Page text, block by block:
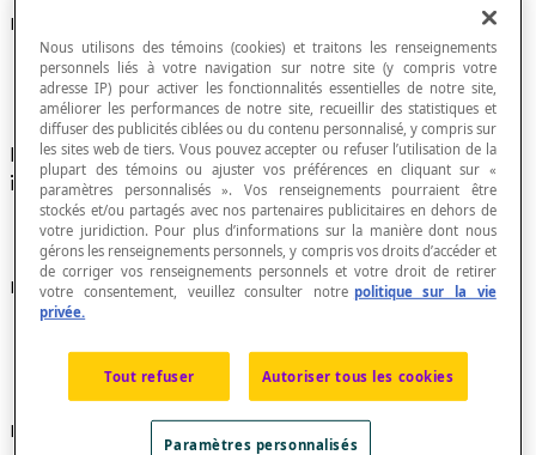
Polygone équiangle
Polygone dont tous lesangles intérieurssont
isométriques.
Propriétés
Tout polygone équiangle n'est pas nécessairement
équilatéral; par exemple, c'est le cas du rectangle.
Exemples
Nous utilisons des témoins (cookies) et traitons les renseignements
personnels liés à votre navigation sur notre site (y compris votre
adresse IP) pour activer les fonctionnalités essentielles de notre site,
améliorer les performances de notre site, recueillir des statistiques et
diffuser des publicités ciblées ou du contenu personnalisé, y compris sur
les sites web de tiers. Vous pouvez accepter ou refuser l’utilisation de la
plupart des témoins ou ajuster vos préférences en cliquant sur «
paramètres personnalisés ». Vos renseignements pourraient être
stockés et/ou partagés avec nos partenaires publicitaires en dehors de
votre juridiction. Pour plus d’informations sur la manière dont nous
gérons les renseignements personnels, y compris vos droits d’accéder et
de corriger vos renseignements personnels et votre droit de retirer
votre consentement, veuillez consulter notre politique sur la vie
privée.
Tout refuser Autoriser tous les cookies
Paramètres personnalisés